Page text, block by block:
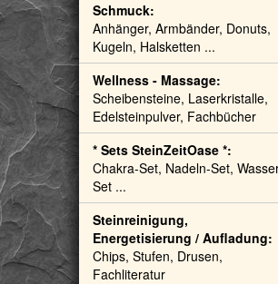
Schmuck:
Anhänger, Armbänder, Donuts,
Kugeln, Halsketten ...
Wellness - Massage:
Scheibensteine, Laserkristalle,
Edelsteinpulver, Fachbücher
* Sets SteinZeitOase *:
Chakra-Set, Nadeln-Set,
Set ...
Steinreinigung,
Energetisierung / Aufladung:
Chips, Stufen, Drusen,
Fachliteratur